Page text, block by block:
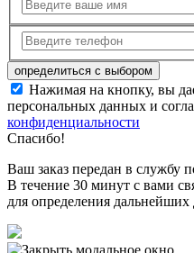
Нажимая на кнопку, вы
персональных данных и
конфиденциальности
Спасибо!
Ваш заказ передан в службу
В течение 30 минут с вами
для определения дальнейших